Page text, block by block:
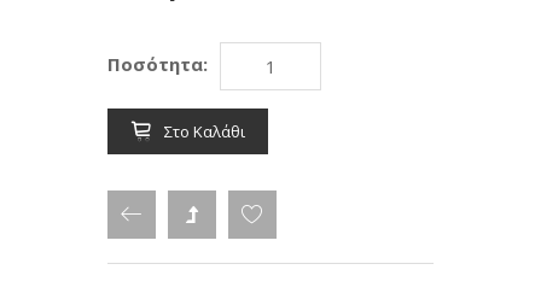
Ποσότητα:
Στο Καλάθι